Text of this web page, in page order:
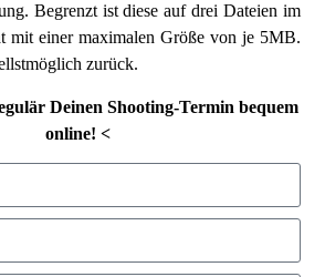
Begrenzt ist diese auf drei Dateien im
mit einer maximalen Größe von je 5MB.
zurück.
Deinen Shooting-Termin bequem
online! <